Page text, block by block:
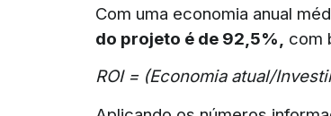
Com uma economia anual
do projeto é de 92,5%,
com
ROI = (Economia atual/